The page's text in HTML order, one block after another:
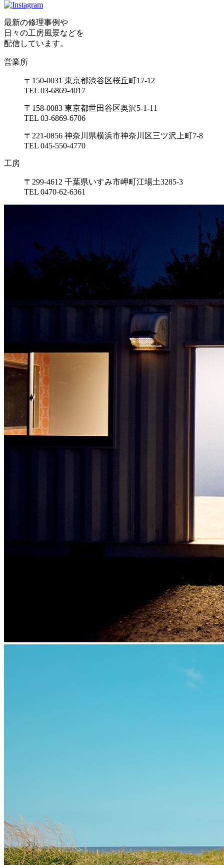
最新の修理事例や
日々の工房風景などを
配信しています。
営業所
〒150-0031 東京都渋谷区桜丘町17-12
TEL 03-6869-4017
〒158-0083 東京都世田谷区奥沢5-1-11
TEL 03-6869-6706
〒221-0856 神奈川県横浜市神奈川区三ツ沢上町7-8
TEL 045-550-4770
工房
〒299-4612 千葉県いすみ市岬町江場土3285-3
TEL 0470-62-6361